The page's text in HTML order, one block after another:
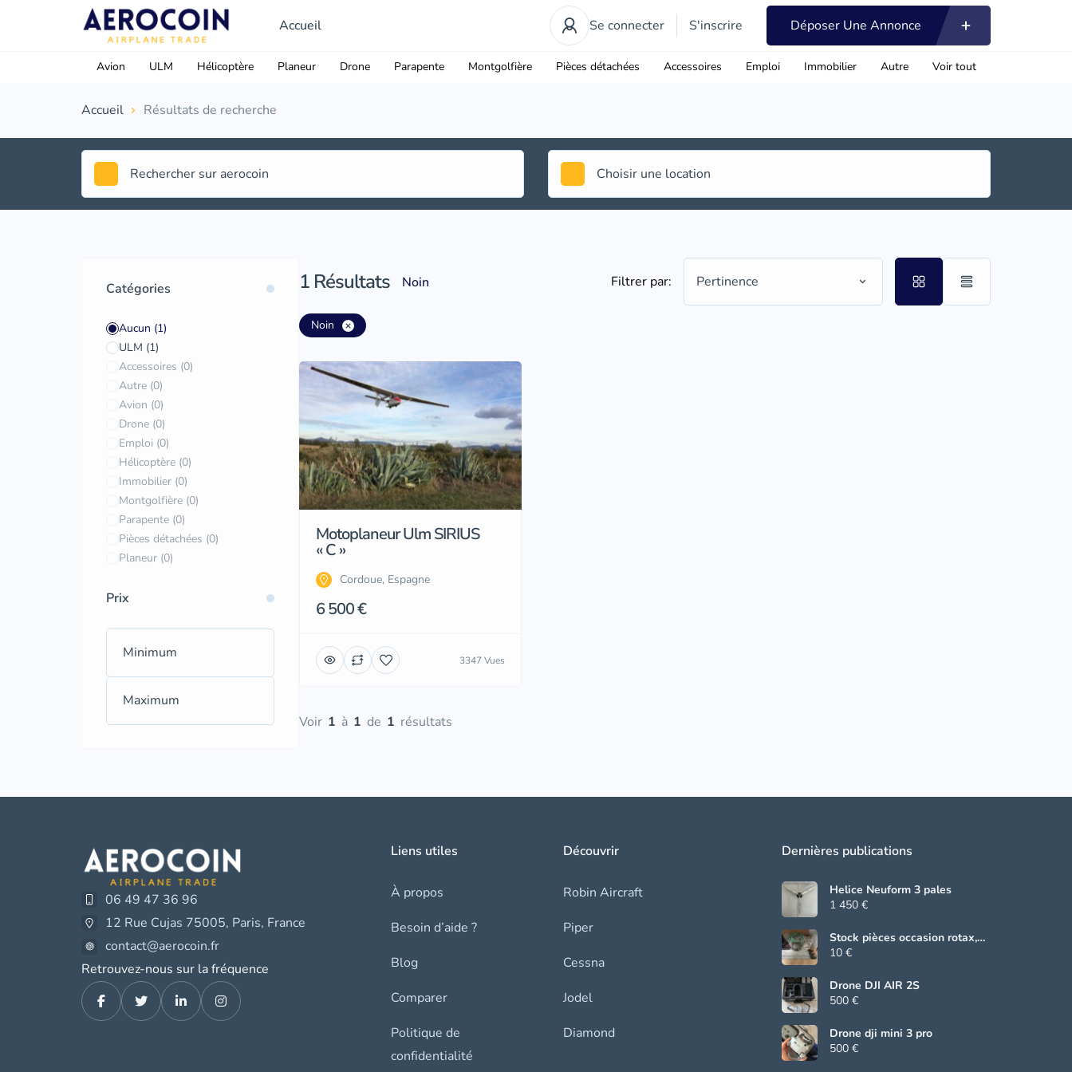
Accueil Se connecter S'inscrire Déposer Une Annonce
Avion ULM Hélicoptère Planeur Drone Parapente Montgolfière Pièces détachées Accessoires Emploi Immobilier Autre Voir tout
Accueil Résultats de recherche
Catégories
Aucun (1)
ULM (1)
Accessoires (0)
Autre (0)
Avion (0)
Drone (0)
Emploi (0)
Hélicoptère (0)
Immobilier (0)
Montgolfière (0)
Parapente (0)
Pièces détachées (0)
Planeur (0)
Prix
1 Résultats Noin Filtrer par: Pertinence
Noin
Motoplaneur Ulm SIRIUS
« C »
Cordoue, Espagne
6 500 €
3347 Vues
Voir 1 à 1 de 1 résultats
06 49 47 36 96
12 Rue Cujas 75005, Paris, France
contact@aerocoin.fr
Retrouvez-nous sur la fréquence
Liens utiles
À propos
Besoin d’aide ?
Blog
Comparer
Politique de
confidentialité
Découvrir
Robin Aircraft
Piper
Cessna
Jodel
Diamond
Dernières publications
Helice Neuform 3 pales
1 450 €
Stock pièces occasion rotax,
Beringer, grs
10 €
Drone DJI AIR 2S
500 €
Drone dji mini 3 pro
500 €